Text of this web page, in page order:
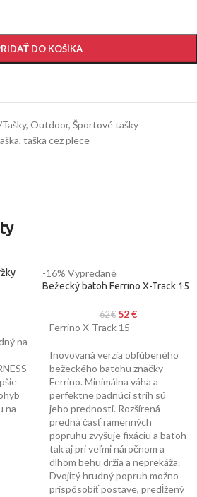
DO KOŠÍKA
, Outdoor, Športové tašky
, taška cez plece
na
na
-16% Vypredané
Bežecký batoh Ferrino X-Track 15
62€ 52€
Ferrino X-Track 15
Inovovaná verzia obľúbeného
bežeckého batohu značky
Ferrino. Minimálna váha a
perfektne padnúci strih sú
jeho prednosti. Rozšírená
predná časť ramenných
popruhu zvyšuje fixáciu a batoh
tak aj pri veľmi náročnom a
dlhom behu držia a neprekáža.
Dvojitý hrudný popruh možno
prispôsobiť postave, predĺžený